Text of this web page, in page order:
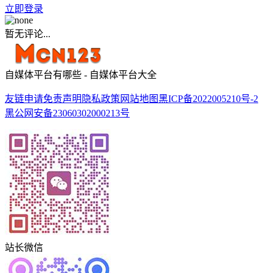
立即登录
暂无评论...
自媒体平台有哪些 - 自媒体平台大全
友链申请免责声明 隐私政策 网站地图黑ICP备2022005210号-2
黑公网安备23060302000213号
站长微信